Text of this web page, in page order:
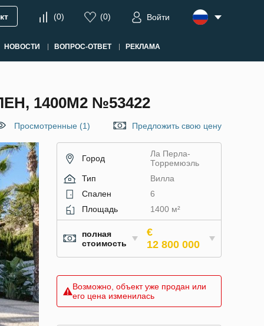
(0) (0) Войти
НОВОСТИ ВОПРОС-ОТВЕТ РЕКЛАМА
1400М2 №53422
Просмотренные (1) Предложить свою цену
Город
Ла Перла-
Торремюэль
Тип
Вилла
Спален
6
Площадь
1400 м²
полная
стоимость
€
12 800 000
Возможно, объект уже продан или
его цена изменилась